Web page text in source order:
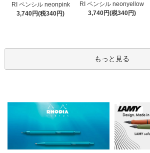
RI ペンシル neonpink
3,740円(税340円)
RI ペンシル neonyellow
3,740円(税340円)
もっと見る